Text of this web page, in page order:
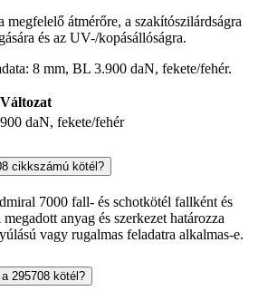
megfelelő átmérőre, a szakítószilárdságra
és az UV-/kopásállóságra.
8 mm, BL 3.900 daN, fekete/fehér.
Változat
daN, fekete/fehér
cikkszámú kötél?
7000 fall- és schotkötél fallként és
anyag és szerkezet határozza
vagy rugalmas feladatra alkalmas-e.
295708 kötél?